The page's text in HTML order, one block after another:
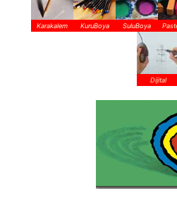
Karakalem KuruBoya SuluBoya
Dijital